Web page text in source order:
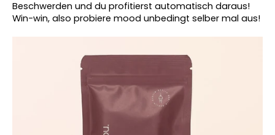
Beschwerden und du profitierst automatisch daraus!
Win-win, also probiere mood unbedingt selber mal aus!